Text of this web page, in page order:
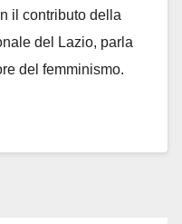
il contributo della
del Lazio, parla
del femminismo.